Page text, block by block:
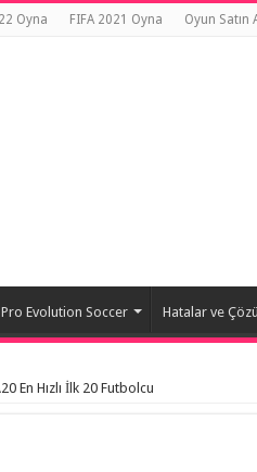
Oyna FIFA 2021 Oyna Oyun Satın
Pro Evolution Soccer Hatalar ve
En Hızlı İlk 20 Futbolcu